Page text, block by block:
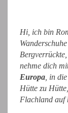
Hi, ich bin
nehme dich
Europa , in die
Hütte zu
Flachland auf